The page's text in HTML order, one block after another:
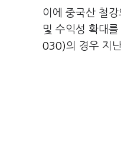
이에 중국산 철
및 수익성 확대
030)의 경우 지